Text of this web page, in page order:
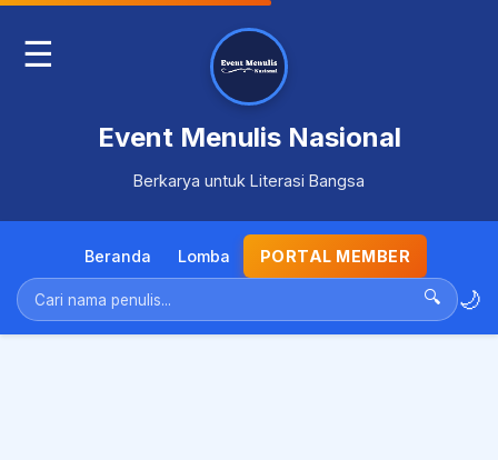
☰
Event Menulis Nasional
Berkarya untuk Literasi Bangsa
Beranda Lomba PORTAL MEMBER
🔍 🌙